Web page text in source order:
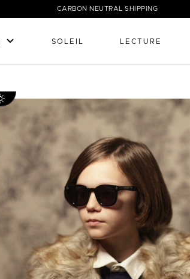
CARBON NEUTRAL SHIPPING
SOLEIL LECTURE